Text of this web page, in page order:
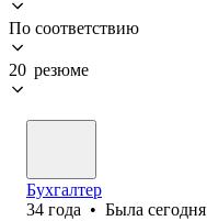
По соответствию
20 резюме
Бухгалтер
34 года • Была сегодня